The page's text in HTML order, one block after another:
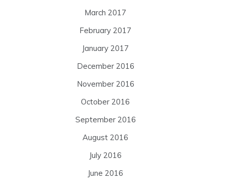
March 2017
February 2017
January 2017
December 2016
November 2016
October 2016
September 2016
August 2016
July 2016
June 2016